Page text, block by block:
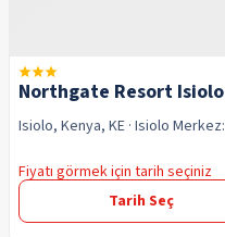
Northgate Resort Isiolo
Isiolo, Kenya, KE · Isiolo Merkez:
Fiyatı görmek için tarih seçiniz
Tarih Seç